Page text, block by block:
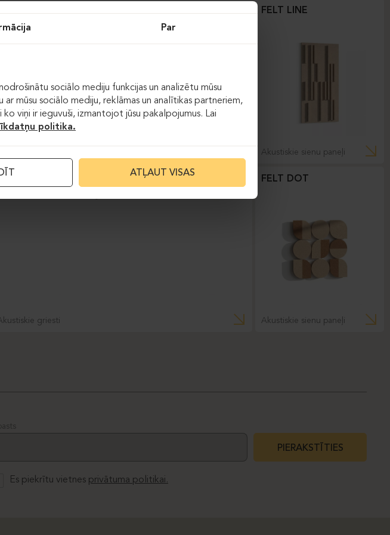
griesti
FELT LINE
Akustiskie sienu paneļi
FELT DOT
Akustiskie sienu paneļi
Es piekrītu vietnes privātuma politikai.
PIERAKSTĪTIES
Par
sociālo mediju funkcijas un analizētu mūsu
mūsu sociālo mediju, reklāmas un analītikas partneriem,
viņi ir ieguvuši, izmantojot jūsu pakalpojumus. Lai
politika.
ATĻAUT VISAS